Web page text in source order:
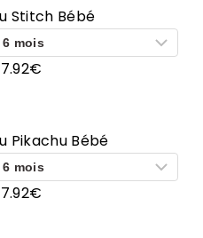
: est :
27.92€.
Stitch Bébé
:
€
est :
27.92€.
Pikachu Bébé
€